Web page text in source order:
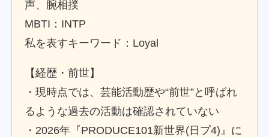
声、腕相撲
MBTI：INTP
私を表すキーワード：Loyal
【経歴・前世】
・現時点では、芸能活動歴や“前世”と呼ばれ
るような過去の活動は確認されていない
・2026年『PRODUCE101新世界(日プ4)』に